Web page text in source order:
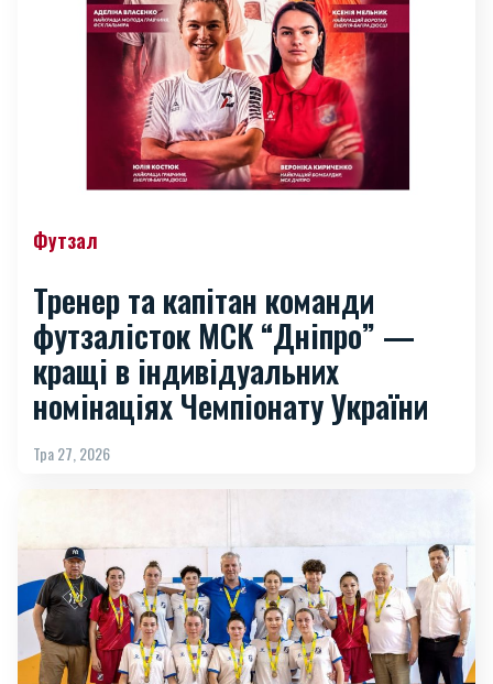
Футзал
Тренер та капітан команди
футзалісток МСК “Дніпро” —
кращі в індивідуальних
номінаціях Чемпіонату України
Тра 27, 2026